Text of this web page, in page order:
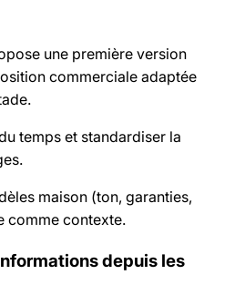
une première version
commerciale adaptée
temps et standardiser la
maison (ton, garanties,
comme contexte.
depuis les